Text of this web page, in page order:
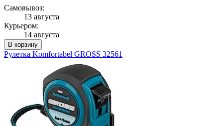
Самовывоз:
13 августа
Курьером:
14 августа
В корзину
Рулетка Komfortabel GROSS 32561